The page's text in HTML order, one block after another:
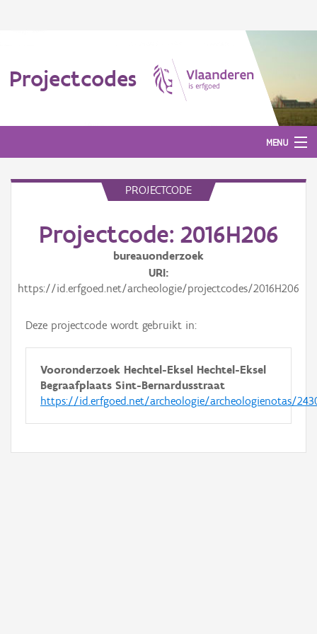
Projectcodes
MENU
PROJECTCODE
Projectcode: 2016H206
bureauonderzoek
URI
https://id.erfgoed.net/archeologie/projectcodes/2016H206
Deze projectcode wordt gebruikt in:
Vooronderzoek Hechtel-Eksel Hechtel-Eksel
Begraafplaats Sint-Bernardusstraat
https://id.erfgoed.net/archeologie/archeologienotas/